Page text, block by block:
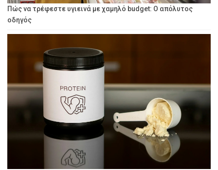
Πώς να τρέφεστε υγιεινά με χαμηλό budget: Ο απόλυτος
οδηγός